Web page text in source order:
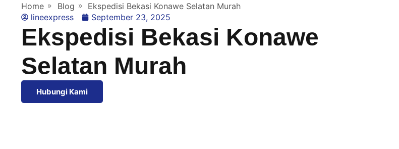
Home Blog
Ekspedisi Bekasi Konawe Selatan Murah
lineexpress
September 23, 2025
Ekspedisi Bekasi Konawe
Selatan Murah
Hubungi Kami